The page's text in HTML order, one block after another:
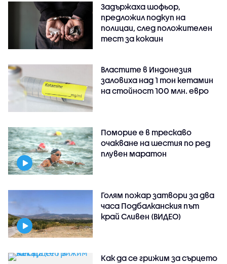
Задържаха шофьор,
предложил подкуп на
полицаи, след положителен
тест за кокаин
Властите в Индонезия
заловиха над 1 тон кетамин
на стойност 100 млн. евро
Поморие е в трескаво
очакване на шестия по ред
плувен маратон
Голям пожар затвори за два
часа Подбалканския път
край Сливен (ВИДЕО)
Как да се грижим за сърцето